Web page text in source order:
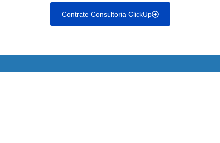
Contrate Consultoria ClickUp